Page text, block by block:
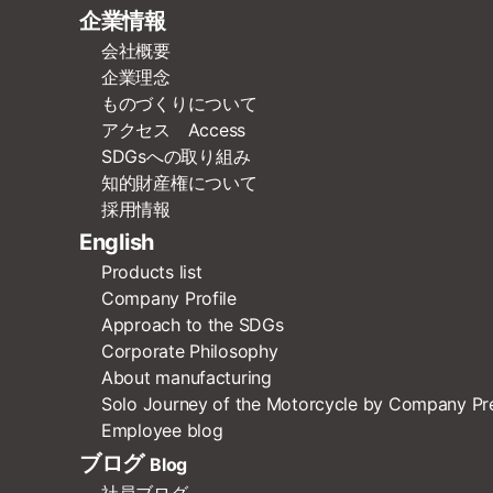
企業情報
会社概要
企業理念
ものづくりについて
アクセス Access
SDGsへの取り組み
知的財産権について
採用情報
English
Products list
Company Profile
Approach to the SDGs
Corporate Philosophy
About manufacturing
Solo Journey of the Motorcycle by Company
Employee blog
ブログ Blog